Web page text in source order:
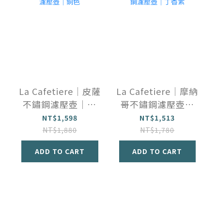
La Cafetiere｜皮薩
不鏽鋼濾壓壺｜銅
色
NT$1,598
NT$1,880
ADD TO CART
La Cafetiere｜摩納
哥不鏽鋼濾壓壺｜
丁香紫
NT$1,513
NT$1,780
ADD TO CART